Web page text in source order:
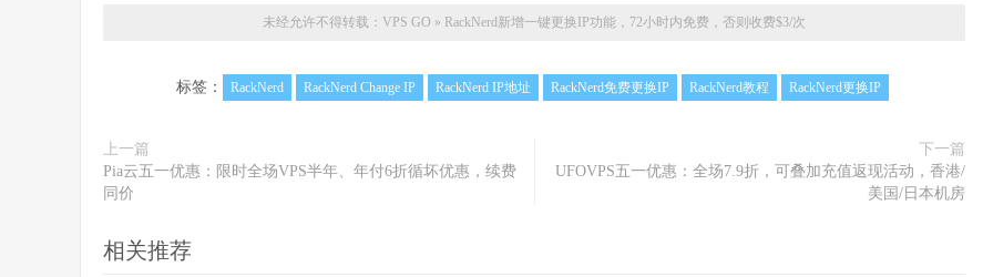
未经允许不得转载： VPS GO » RackNerd新增一键更换IP功能，72小时内免费，否则收费$3/次
标签： RackNerd RackNerd Change IP RackNerd IP地址 RackNerd免费更换IP RackNerd教程 RackNerd更换IP
上一篇
Pia云五一优惠：限时全场VPS半年、年付6折循坏优惠，续费
同价
下一篇
UFOVPS五一优惠：全场7.9折，可叠加充值返现活动，香港/
美国/日本机房
相关推荐